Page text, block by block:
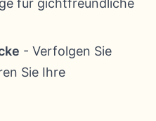
für gichtfreundliche
- Verfolgen Sie
Sie Ihre